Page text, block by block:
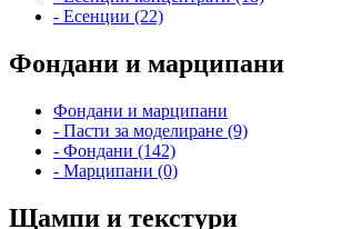
- Есенции (22)
Фондани и марципани
Фондани и марципани
- Пасти за моделиране (9)
- Фондани (142)
- Марципани (0)
Щампи и текстури